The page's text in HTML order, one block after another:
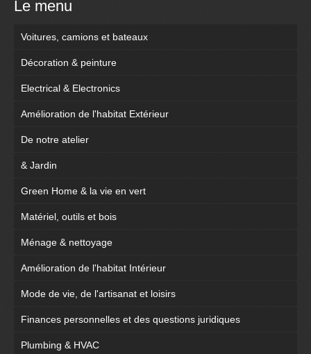
Le menu
Voitures, camions et bateaux
Décoration & peinture
Electrical & Electronics
Amélioration de l'habitat Extérieur
De notre atelier
& Jardin
Green Home & la vie en vert
Matériel, outils et bois
Ménage & nettoyage
Amélioration de l'habitat Intérieur
Mode de vie, de l'artisanat et loisirs
Finances personnelles et des questions juridiques
Plumbing & HVAC